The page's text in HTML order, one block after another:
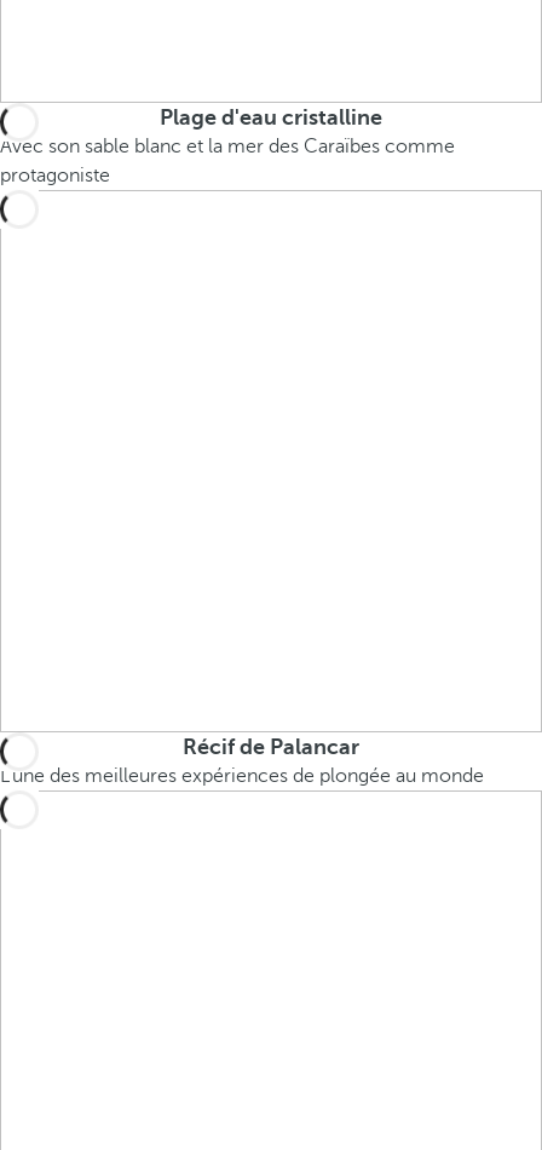
Plage d'eau cristalline
Avec son sable blanc et la mer des Caraïbes comme
protagoniste
Récif de Palancar
L'une des meilleures expériences de plongée au monde